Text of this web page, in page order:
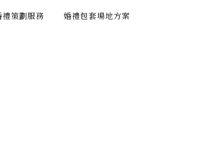
禮策劃服務 婚禮包套場地方案